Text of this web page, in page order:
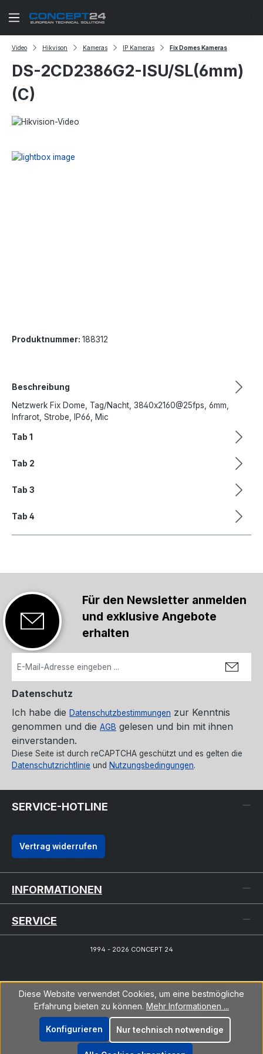
Zum Hauptinhalt springen
Video Hikvison Kameras IP Kameras Fix Domes Kameras
DS-2CD2386G2-ISU/SL(6mm)
(C)
Produktnummer: 188312
Beschreibung
Netzwerk Fix Dome, Tag/Nacht, 3840x2160@25fps, 6mm,
Infrarot, Strobe, IP66, Mic
Tab 1
Tab 2
Tab 3
Tab 4
Für den Newsletter anmelden
und exklusive Angebote
erhalten
Datenschutz
Ich habe die Datenschutzbestimmungen zur Kenntnis
genommen und die AGB gelesen und bin mit ihnen
einverstanden.
Diese Seite ist durch reCAPTCHA geschützt und es gelten die
Datenschutzrichtlinie und Nutzungsbedingungen.
SERVICE-HOTLINE
Vertrag widerrufen
INFORMATIONEN
SERVICE
1994 - 2026 CONCEPT 24
Diese Website verwendet Cookies, um eine bestmögliche
Erfahrung bieten zu können. Mehr Informationen ...
Nur technisch notwendige
Konfigurieren